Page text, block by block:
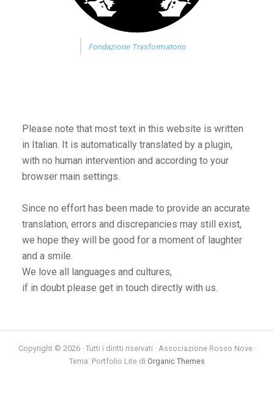
Fondazione Trasformatorio
Please note that most text in this website is written
in Italian. It is automatically translated by a plugin,
with no human intervention and according to your
browser main settings.
Since no effort has been made to provide an accurate
translation, errors and discrepancies may still exist,
we hope they will be good for a moment of laughter
and a smile.
We love all languages and cultures,
if in doubt please get in touch directly with us.
Copyright © 2026 · Tutti i diritti riservati · Associazione Rosso Nove ·
Tema: Portfolio Lite di Organic Themes